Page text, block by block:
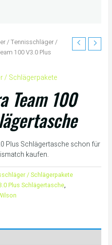
/Tennisschläger /
100 V3.0 Plus
/ Schlägerpakete
Team 100
Plus Schlägertasche schon für
kaufen.
/ Schlägerpakete
Plus Schlägertasche,